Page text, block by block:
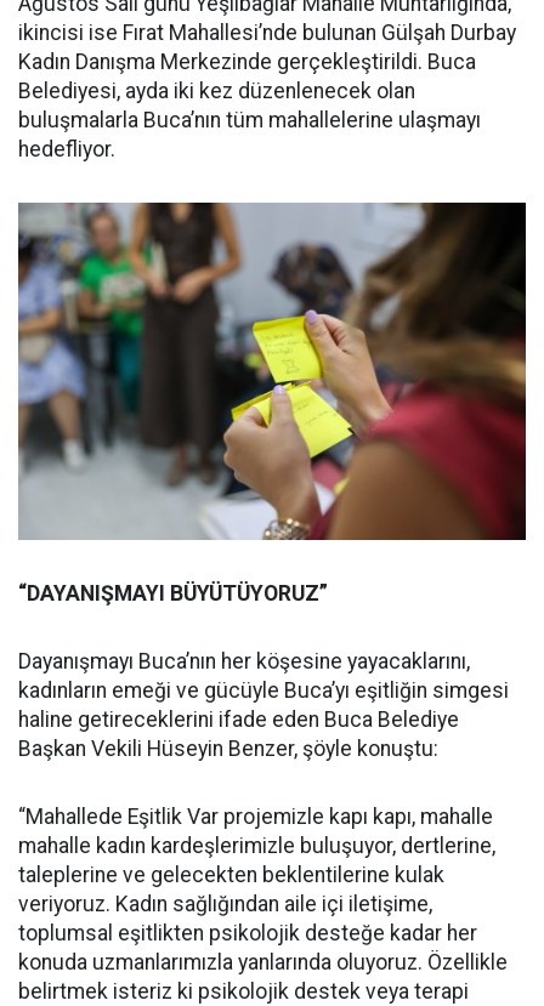
ikincisi ise Fırat Mahallesi’nde bulunan Gülşah Durbay
Kadın Danışma Merkezinde gerçekleştirildi. Buca
Belediyesi, ayda iki kez düzenlenecek olan
buluşmalarla Buca’nın tüm mahallelerine ulaşmayı
hedefliyor.
“DAYANIŞMAYI BÜYÜTÜYORUZ”
Dayanışmayı Buca’nın her köşesine yayacaklarını,
kadınların emeği ve gücüyle Buca’yı eşitliğin simgesi
haline getireceklerini ifade eden Buca Belediye
Başkan Vekili Hüseyin Benzer, şöyle konuştu:
“Mahallede Eşitlik Var projemizle kapı kapı, mahalle
mahalle kadın kardeşlerimizle buluşuyor, dertlerine,
taleplerine ve gelecekten beklentilerine kulak
veriyoruz. Kadın sağlığından aile içi iletişime,
toplumsal eşitlikten psikolojik desteğe kadar her
konuda uzmanlarımızla yanlarında oluyoruz. Özellikle
belirtmek isteriz ki psikolojik destek veya terapi